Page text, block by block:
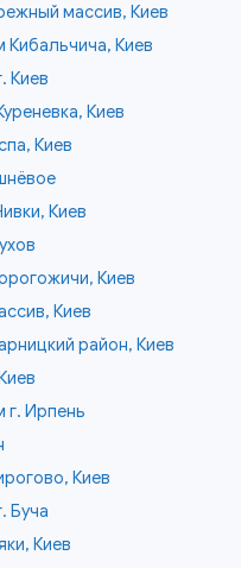
массив, Киев
Кибальчича, Киев
Киев
Киев
Киев
Киев
Киев
Киев
район, Киев
г. Ирпень
Киев
Буча
Киев